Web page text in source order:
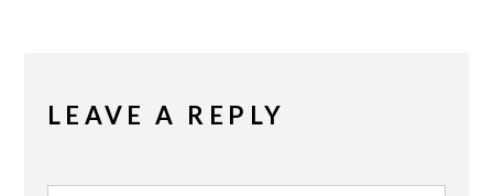
LEAVE A REPLY